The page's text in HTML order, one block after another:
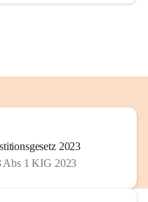
2023
Abs 1 KIG 2023